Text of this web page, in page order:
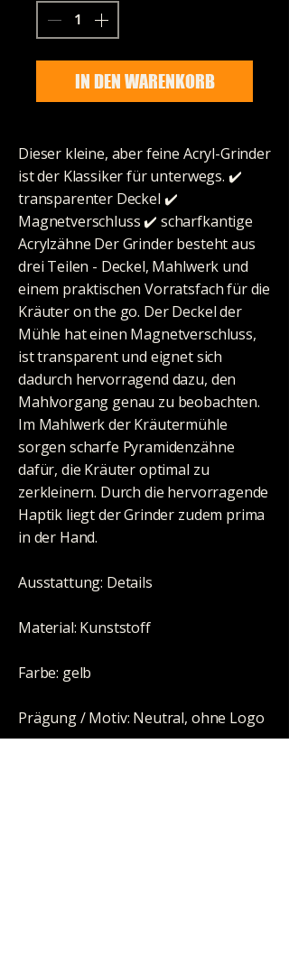
IN DEN WARENKORB
Dieser kleine, aber feine Acryl-Grinder
ist der Klassiker für unterwegs. ✔️
transparenter Deckel ✔️
Magnetverschluss ✔️ scharfkantige
Acrylzähne Der Grinder besteht aus
drei Teilen - Deckel, Mahlwerk und
einem praktischen Vorratsfach für die
Kräuter on the go. Der Deckel der
Mühle hat einen Magnetverschluss,
ist transparent und eignet sich
dadurch hervorragend dazu, den
Mahlvorgang genau zu beobachten.
Im Mahlwerk der Kräutermühle
sorgen scharfe Pyramidenzähne
dafür, die Kräuter optimal zu
zerkleinern. Durch die hervorragende
Haptik liegt der Grinder zudem prima
in der Hand.
Ausstattung: Details
Material: Kunststoff
Farbe: gelb
Prägung / Motiv: Neutral, ohne Logo